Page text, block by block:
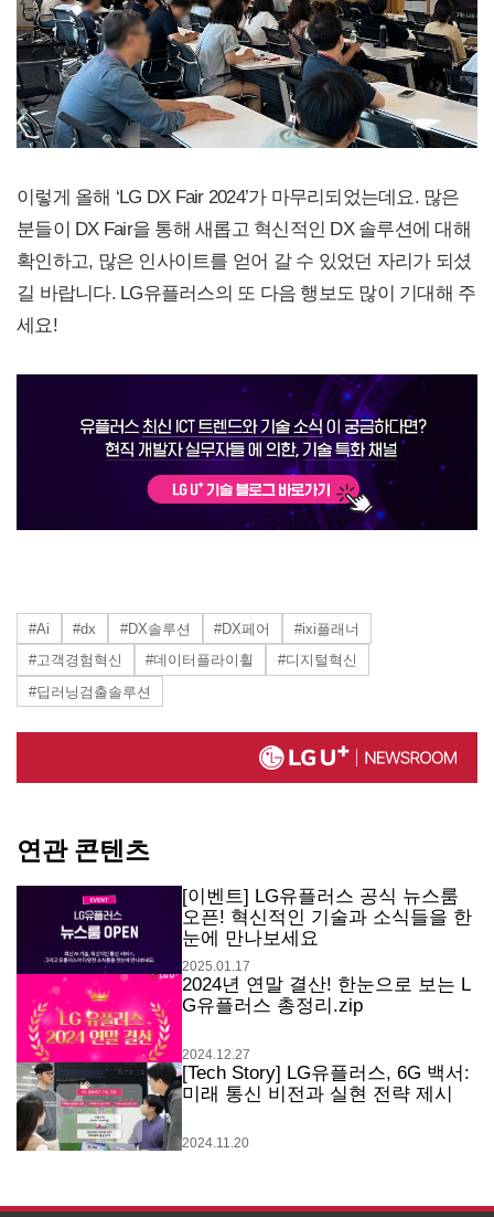
이렇게 올해 ‘LG DX Fair 2024’가 마무리되었는데요. 많은
분들이 DX Fair을 통해 새롭고 혁신적인 DX 솔루션에 대해
확인하고, 많은 인사이트를 얻어 갈 수 있었던 자리가 되셨
길 바랍니다. LG유플러스의 또 다음 행보도 많이 기대해 주
세요!
#Ai #dx #DX솔루션 #DX페어
#ixi플래너
#고객경험혁신
#데이터플라이휠
#디지털혁신
#딥러닝검출솔루션
연관 콘텐츠
[이벤트] LG유플러스 공식 뉴스룸
오픈! 혁신적인 기술과 소식들을 한
눈에 만나보세요
2025.01.17
2024년 연말 결산! 한눈으로 보는 L
G유플러스 총정리.zip
2024.12.27
[Tech Story] LG유플러스, 6G 백서:
미래 통신 비전과 실현 전략 제시
2024.11.20